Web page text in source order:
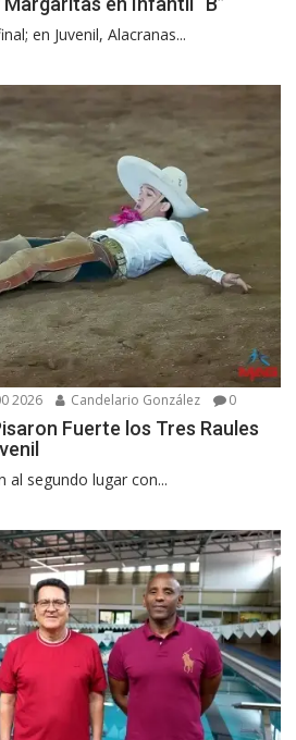
en Juvenil, Alacranas...
2026 Candelario González 0
Fuerte los Tres Raules
al segundo lugar con...